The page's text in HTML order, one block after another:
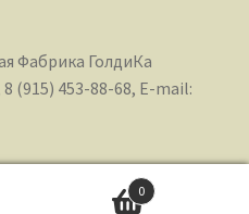
Фабрика ГолдиКа
(915) 453-88-68, E-mail:
0